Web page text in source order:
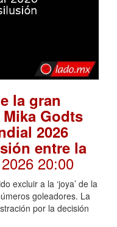
la gran
Godts
2026
entre la
20:00
excluir a la ‘joya’ de la
goleadores. La
por la decisión